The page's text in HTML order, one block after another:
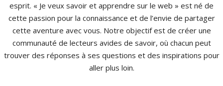
esprit. « Je veux savoir et apprendre sur le web » est né de
cette passion pour la connaissance et de l’envie de partager
cette aventure avec vous. Notre objectif est de créer une
communauté de lecteurs avides de savoir, où chacun peut
trouver des réponses à ses questions et des inspirations pour
aller plus loin.